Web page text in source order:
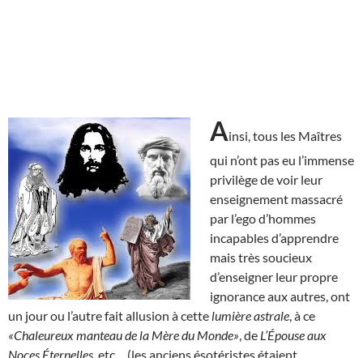
Ainsi, tous les Maîtres
qui n’ont pas eu l’immense
privilège de voir leur
enseignement massacré
par l’ego d’hommes
incapables d’apprendre
mais très soucieux
d’enseigner leur propre
ignorance aux autres, ont
un jour ou l’autre fait allusion à cette lumière astrale , à ce
«Chaleureux manteau de la Mère du Monde» , de L’Épouse aux
Noces Éternelles , etc… (les anciens ésotéristes étaient